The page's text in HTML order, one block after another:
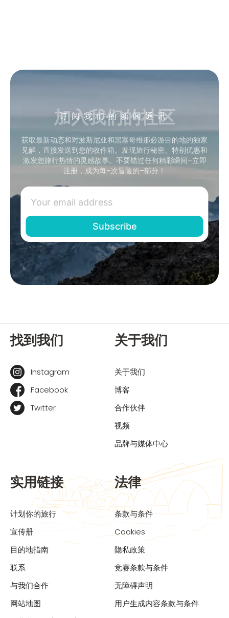
订阅我们的新闻通讯
加入我们的社区
获取最新动态和对波斯尼亚和黑塞哥维那必游目的地的独家
见解，直接发送到您的收件箱。发现旅行秘密、特别优惠和
激发您旅行热情的灵感故事。不要错过任何精彩瞬间–立即
注册，成为每–次冒险的–部分！
找到我们
Instagram
Facebook
Twitter
关于我们
关于我们
博客
合作伙伴
视频
品牌与媒体中心
实用链接
计划你的旅行
宣传册
目的地指南
联系
与我们合作
网站地图
法律
条款与条件
Cookies
隐私政策
竞赛条款与条件
无障碍声明
用户生成内容条款与条件